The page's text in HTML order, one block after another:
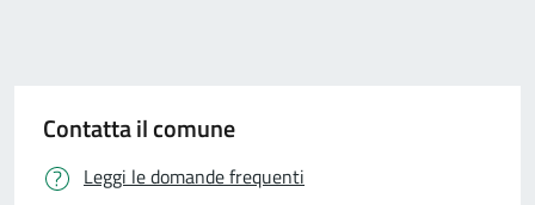
Contatta il comune
Leggi le domande frequenti